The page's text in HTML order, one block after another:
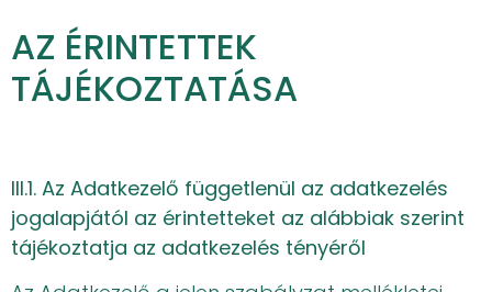
AZ ÉRINTETTEK
TÁJÉKOZTATÁSA
III.1. Az Adatkezelő függetlenül az adatkezelés
jogalapjától az érintetteket az alábbiak szerint
tájékoztatja az adatkezelés tényéről